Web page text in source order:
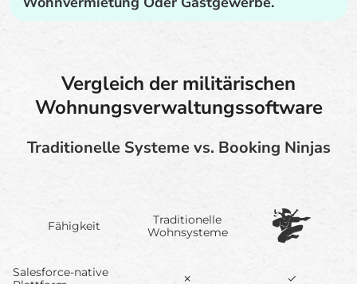
Vergleich der militärischen
Wohnungsverwaltungssoftware
Traditionelle Systeme vs. Booking Ninjas
Fähigkeit
Traditionelle
Wohnsysteme
Salesforce-native
✗ ✓